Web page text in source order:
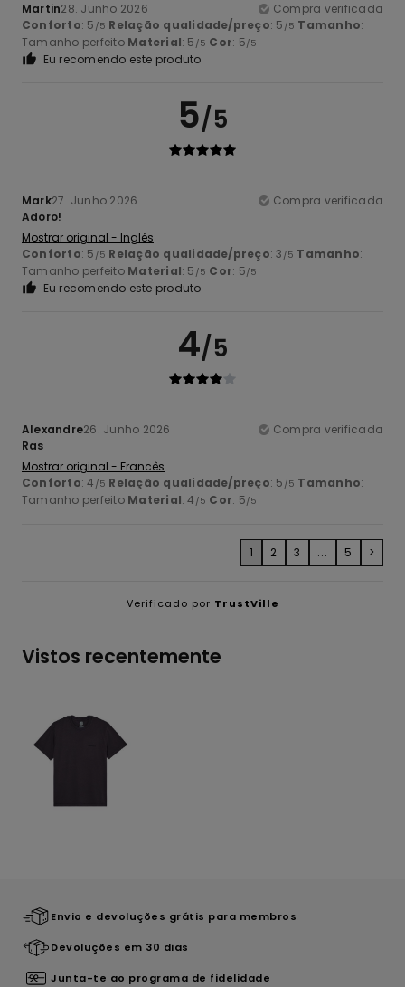
Martin28. Junho 2026
Compra verificada
Conforto: 5 /5 Relação qualidade/preço: 5 /5 Tamanho:
Tamanho perfeito Material: 5 /5 Cor: 5/5
Eu recomendo este produto
5/5
Mark27. Junho 2026
Compra verificada
Adoro!
Mostrar original - Inglês
Conforto: 5 /5 Relação qualidade/preço: 3 /5 Tamanho:
Tamanho perfeito Material: 5 /5 Cor: 5/5
Eu recomendo este produto
4/5
Alexandre26. Junho 2026
Compra verificada
Ras
Mostrar original - Francês
Conforto: 4 /5 Relação qualidade/preço: 5 /5 Tamanho:
Tamanho perfeito Material: 4 /5 Cor: 5/5
1 2 3 ... 5 >
Verificado por TrustVille
Vistos recentemente
Envio e devoluções grátis para membros
Devoluções em 30 dias
Junta-te ao programa de fidelidade